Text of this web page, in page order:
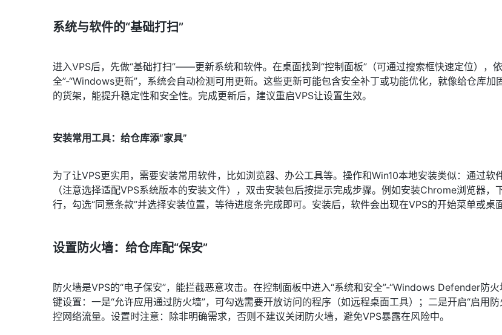
系统与软件的“基础打扫”
进入VPS后，先做“基础打扫”——更新系统和软件。在桌面找到“控制面板”（可通过搜索框快速定位），
全”-“Windows更新”，系统会自动检测可用更新。这些更新可能包含安全补丁或功能优化，就像给仓库加
的货架，能提升稳定性和安全性。完成更新后，建议重启VPS让设置生效。
安装常用工具：给仓库添“家具”
为了让VPS更实用，需要安装常用软件，比如浏览器、办公工具等。操作和Win10本地安装类似：通过软
（注意选择适配VPS系统版本的安装文件），双击安装包后按提示完成步骤。例如安装Chrome浏览器，
行，勾选“同意条款”并选择安装位置，等待进度条完成即可。安装后，软件会出现在VPS的开始菜单或桌
设置防火墙：给仓库配“保安”
防火墙是VPS的“电子保安”，能拦截恶意攻击。在控制面板中进入“系统和安全”-“Windows Defender防
键设置：一是“允许应用通过防火墙”，可勾选需要开放访问的程序（如远程桌面工具）；二是开启“启用
控网络流量。设置时注意：除非明确需求，否则不建议关闭防火墙，避免VPS暴露在风险中。